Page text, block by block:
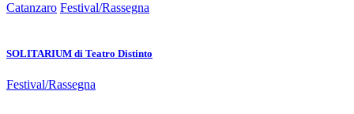
Catanzaro Festival/Rassegna
SOLITARIUM di Teatro Distinto
Festival/Rassegna